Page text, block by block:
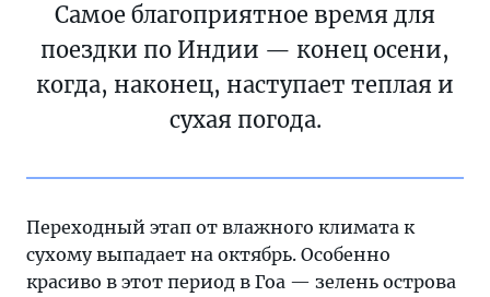
Самое благоприятное время для
поездки по Индии — конец осени,
когда, наконец, наступает теплая и
сухая погода.
Переходный этап от влажного климата к
сухому выпадает на октябрь. Особенно
красиво в этот период в Гоа — зелень острова